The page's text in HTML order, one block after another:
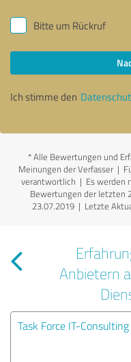
Bitte um Rückruf
Ich stimme den
*Alle Bewertungen und
Meinungen der Verfasser |
verantwortlich | Es werden
Bewertungen der letzten
23.07.2019 | Letzte
Anbietern
Task Force IT-